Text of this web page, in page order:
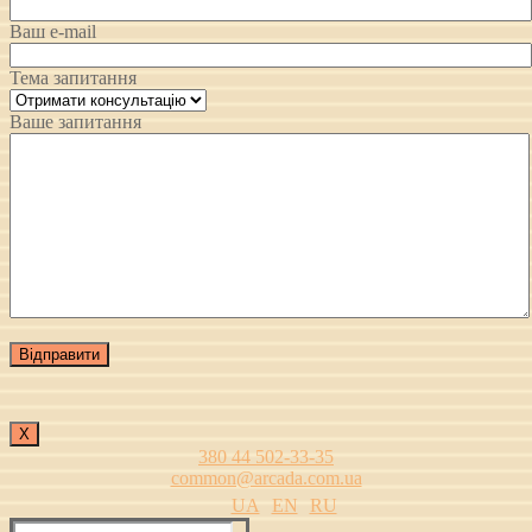
Ваш e-mail
Тема запитання
Ваше запитання
Х
380 44 502-33-35
common@arcada.com.ua
UA
EN
RU